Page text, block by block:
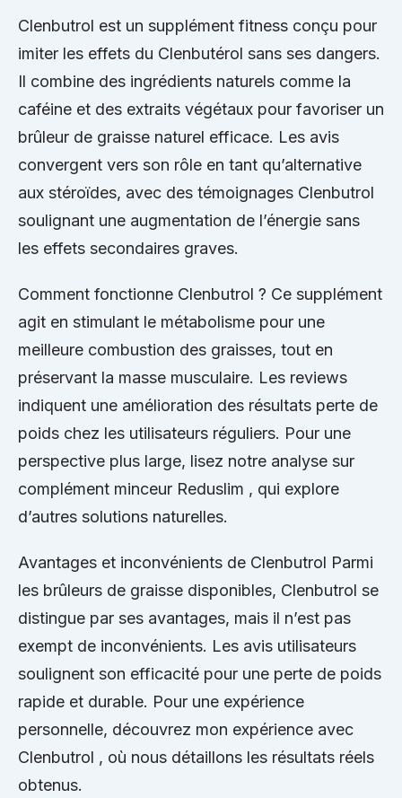
Clenbutrol est un supplément fitness conçu pour
imiter les effets du Clenbutérol sans ses dangers.
Il combine des ingrédients naturels comme la
caféine et des extraits végétaux pour favoriser un
brûleur de graisse naturel efficace. Les avis
convergent vers son rôle en tant qu’alternative
aux stéroïdes, avec des témoignages Clenbutrol
soulignant une augmentation de l’énergie sans
les effets secondaires graves.
Comment fonctionne Clenbutrol ? Ce supplément
agit en stimulant le métabolisme pour une
meilleure combustion des graisses, tout en
préservant la masse musculaire. Les reviews
indiquent une amélioration des résultats perte de
poids chez les utilisateurs réguliers. Pour une
perspective plus large, lisez notre analyse sur
complément minceur Reduslim , qui explore
d’autres solutions naturelles.
Avantages et inconvénients de Clenbutrol Parmi
les brûleurs de graisse disponibles, Clenbutrol se
distingue par ses avantages, mais il n’est pas
exempt de inconvénients. Les avis utilisateurs
soulignent son efficacité pour une perte de poids
rapide et durable. Pour une expérience
personnelle, découvrez mon expérience avec
Clenbutrol , où nous détaillons les résultats réels
obtenus.